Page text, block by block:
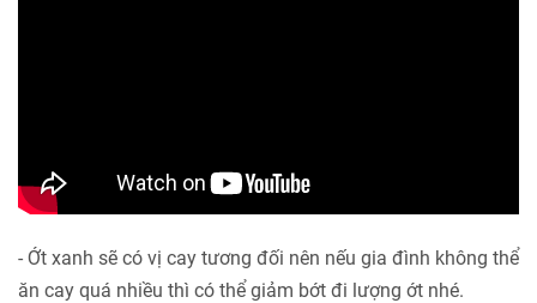
- Ớt xanh sẽ có vị cay tương đối nên nếu gia đình không thể
ăn cay quá nhiều thì có thể giảm bớt đi lượng ớt nhé.